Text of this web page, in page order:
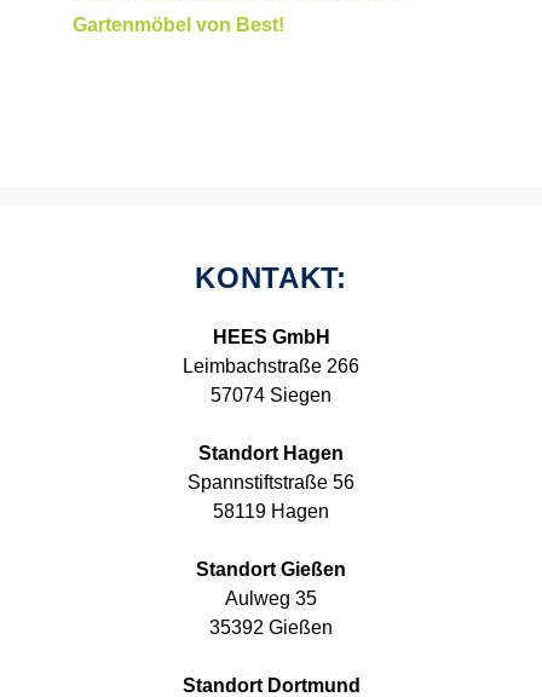
Gartenmöbel von Best!
KONTAKT:
HEES GmbH
Leimbachstraße 266
57074 Siegen
Standort Hagen
Spannstiftstraße 56
58119 Hagen
Standort Gießen
Aulweg 35
35392 Gießen
Standort Dortmund